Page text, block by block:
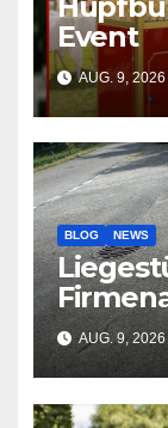
Event
AUG. 9, 2026
BLOG NEWS
AUG. 9, 2026